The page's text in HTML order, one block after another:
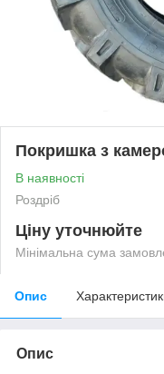
Покришка з
В наявності
Роздріб
Ціну уточнюйте
Мінімальна сума
Опис
Опис